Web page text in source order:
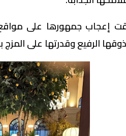
إعجاب جمهورها على
الرفيع وقدرتها على المزج